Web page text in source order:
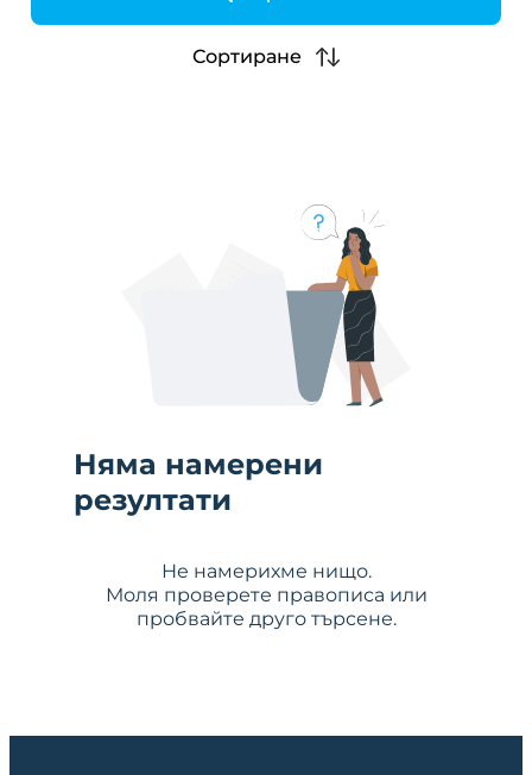
h
Сортиране
Няма намерени
резултати
Не намерихме нищо.
Моля проверете правописа или
пробвайте друго търсене.